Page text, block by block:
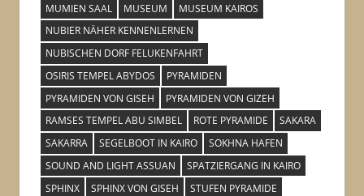
MUMIEN SAAL
MUSEUM
MUSEUM KAIROS
NUBIER NÄHER KENNENLERNEN
NUBISCHEN DORF FELUKENFAHRT
OSIRIS TEMPEL ABYDOS
PYRAMIDEN
PYRAMIDEN VON GISEH
PYRAMIDEN VON GIZEH
RAMSES TEMPEL ABU SIMBEL
ROTE PYRAMIDE
SAKARA
SAKARRA
SEGELBOOT IN KAIRO
SOKHNA HAFEN
SOUND AND LIGHT ASSUAN
SPATZIERGANG IN KAIRO
SPHINX
SPHINX VON GISEH
STUFEN PYRAMIDE